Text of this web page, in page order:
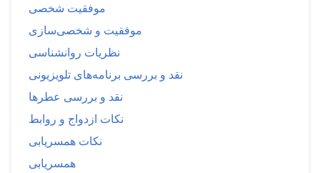
موفقیت شخصی
موفقیت و شخصی‌سازی
نظریات روانشناسی
نقد و بررسی برنامه‌های تلویزیونی
نقد و بررسی عطرها
نکات ازدواج و روابط
نکات همسریابی
همسریابی